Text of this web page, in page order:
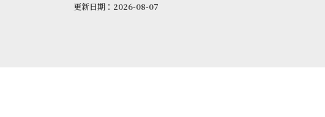
更新日期：2026-08-07